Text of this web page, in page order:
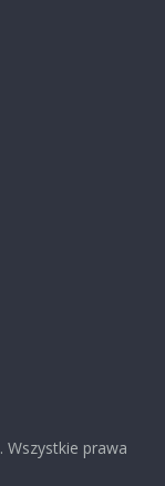
. Wszystkie prawa